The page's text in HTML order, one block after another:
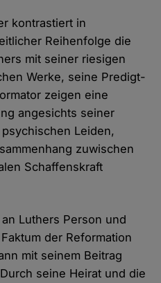
kontrastiert in
Reihenfolge die
mit seiner riesigen
Werke, seine Predigt-
zeigen eine
angesichts seiner
Leiden,
zuwischen
Schaffenskraft
Luthers Person und
der Reformation
mit seinem Beitrag
seine Heirat und die